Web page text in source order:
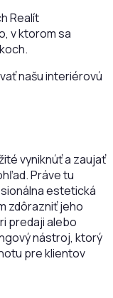
Realít
v ktorom sa
našu interiérovú
vyniknúť a zaujať
Práve tu
estetická
zdôrazniť jeho
predaji alebo
nástroj, ktorý
pre klientov